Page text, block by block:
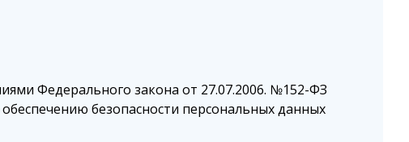
Федерального закона от 27.07.2006. №152-ФЗ
безопасности персональных данных